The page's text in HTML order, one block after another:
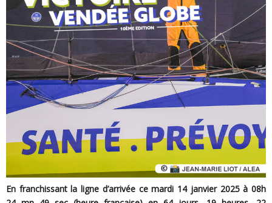
En franchissant la ligne d’arrivée ce mardi 14 janvier 2025 à 08h